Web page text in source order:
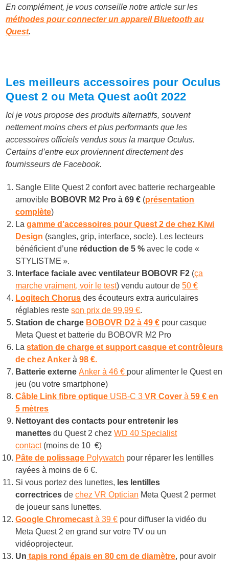
En complément, je vous conseille notre article sur les
méthodes pour connecter un appareil Bluetooth au
Quest.
Les meilleurs accessoires pour Oculus
Quest 2 ou Meta Quest août 2022
Ici je vous propose des produits alternatifs, souvent
nettement moins chers et plus performants que les
accessoires officiels vendus sous la marque Oculus.
Certains d’entre eux proviennent directement des
fournisseurs de Facebook.
Sangle Elite Quest 2 confort avec batterie rechargeable
amovible BOBOVR M2 Pro à 69 € (présentation
complète)
Lagamme d’accessoires pour Quest 2 de chez Kiwi
Design (sangles, grip, interface, socle). Les lecteurs
bénéficient d’une réduction de 5 % avec le code «
STYLISTME ».
Interface faciale avec ventilateur BOBOVR F2 (ça
marche vraiment, voir le test) vendu autour de50 €
Logitech Chorus des écouteurs extra auriculaires
réglables resteson prix de 99,99 €.
Station de charge BOBOVR D2 à 49 € pour casque
Meta Quest et batterie du BOBOVR M2 Pro
Lastation de charge et support casque et contrôleurs
de chez Anker à 98 €.
Batterie externe Anker à 46 € pour alimenter le Quest en
jeu (ou votre smartphone)
Câble Linkfibre optique USB-C 3VR Cover à59 € en
5 mètres
Nettoyant des contacts pour entretenir les
manettes du Quest 2 chezWD 40 Specialist
contact(moins de 10 €)
Pâte de polissage Polywatch pour réparer les lentilles
rayées à moins de 6 €.
Si vous portez des lunettes, les lentilles
correctrices dechez VR Optician Meta Quest 2 permet
de joueur sans lunettes.
Google Chromecast à 39 € pour diffuser la vidéo du
Meta Quest 2 en grand sur votre TV ou un
vidéoprojecteur.
Un tapis rond épais en 80 cm de diamètre, pour avoir